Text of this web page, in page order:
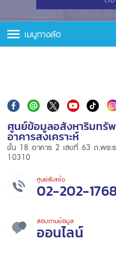
เมนูทางลัด
ศูนย์ข้อมูลอสังหาริมทรั
อาคารสงเคราะห์
ชั้น 18 อาคาร 2 เลขที่ 63 ถ.พระ
10310
ศูนย์รับแจ้ง
02-202-
สอบถามข้อมูล
ออนไลน์